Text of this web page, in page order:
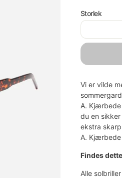
Storlek
Vi er vilde
A. Kjærbede
du en
ekstra
A.
Findes
Alle